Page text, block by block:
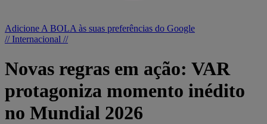
Adicione A BOLA às suas preferências do Google
// Internacional //
Novas regras em ação: VAR
protagoniza momento inédito
no Mundial 2026